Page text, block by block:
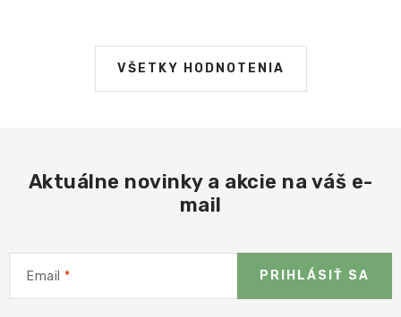
VŠETKY HODNOTENIA
Aktuálne novinky a akcie na váš e-
mail
Email PRIHLÁSIŤ SA